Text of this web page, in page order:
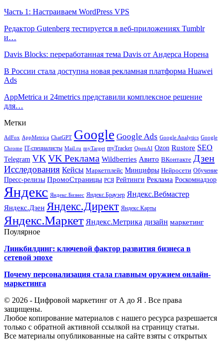
Часть 1: Настраиваем WordPress VPS
Редактор Gutenberg тестируется в веб-приложениях Tumblr
и…
Davis Blocks: переработанная тема Davis от Андерса Норена
В России стала доступна новая рекламная платформа Huawei
Ads
AppMetrica и 24metrics представили комплексное решение
для…
Метки
AdFox AppMetrica ChatGPT Google Google Ads Google Analytics Google
Chrome IT-специалисты Mail.ru myTarget myTracker OpenAI Ozon Rustore SEO
Telegram VK VK Реклама Wildberries Авито ВКонтакте Дзен
Исследования Кейсы Маркетплейс Минцифры Нейросети Обучение
Пресс-релизы ПромоСтраницы РСЯ Рейтинги Реклама Роскомнадзор
Яндекс Яндекс.Бизнес Яндекс.Браузер Яндекс.Вебмастер
Яндекс.Дзен Яндекс.Директ Яндекс.Карты
Яндекс.Маркет Яндекс.Метрика дизайн маркетинг
Поулярное
Линкбилдинг: ключевой фактор развития бизнеса в
сетевой эпохе
Почему персонализация стала главным оружием онлайн-
маркетинга
© 2026 - Цифровой маркетинг от А до Я . Все права
защищены.
Любое копирование материалов с нашего ресурса разрешается
только с обратной активной ссылкой на страницу статьи.
Все материалы опубликованные на сайте взяты с открытых